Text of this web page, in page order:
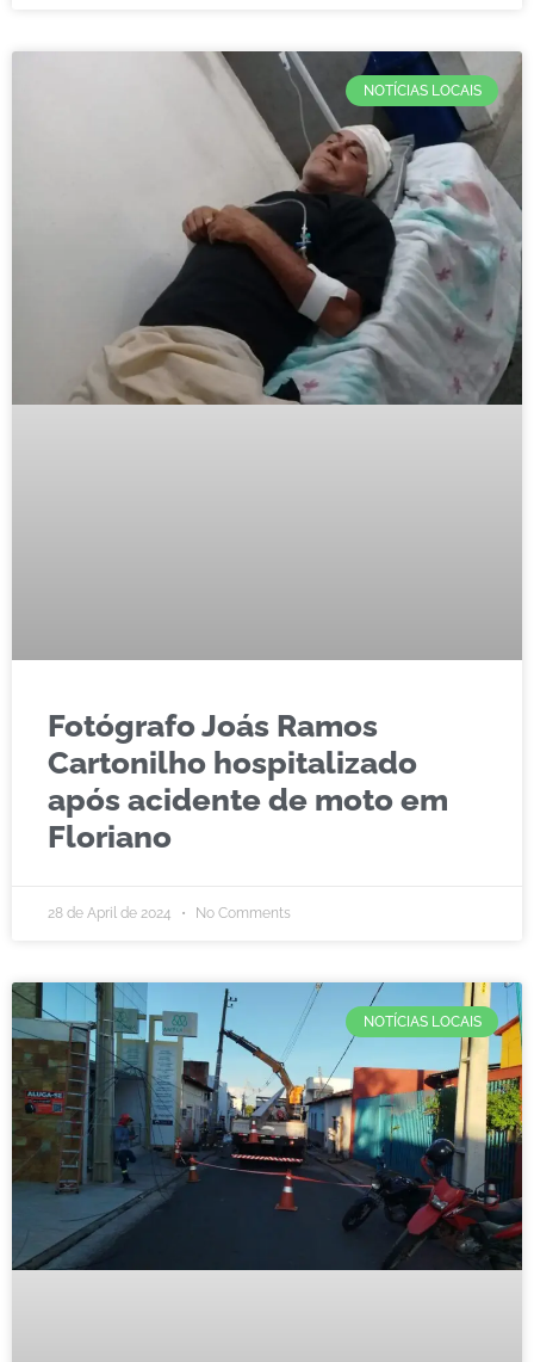
NOTÍCIAS LOCAIS
Fotógrafo Joás Ramos
Cartonilho hospitalizado
após acidente de moto em
Floriano
28 de April de 2024 No Comments
NOTÍCIAS LOCAIS